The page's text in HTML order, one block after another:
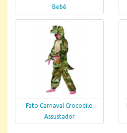
Bebé
Fato Carnaval Crocodilo
Assustador